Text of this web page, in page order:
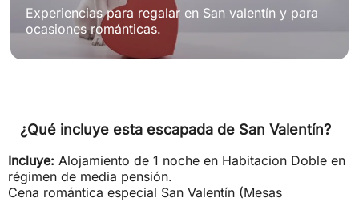
Experiencias para regalar en San valentín y para
ocasiones románticas.
¿Qué incluye esta escapada de San Valentín?
Incluye: Alojamiento de 1 noche en Habitacion Doble en
régimen de media pensión.
Cena romántica especial San Valentín (Mesas